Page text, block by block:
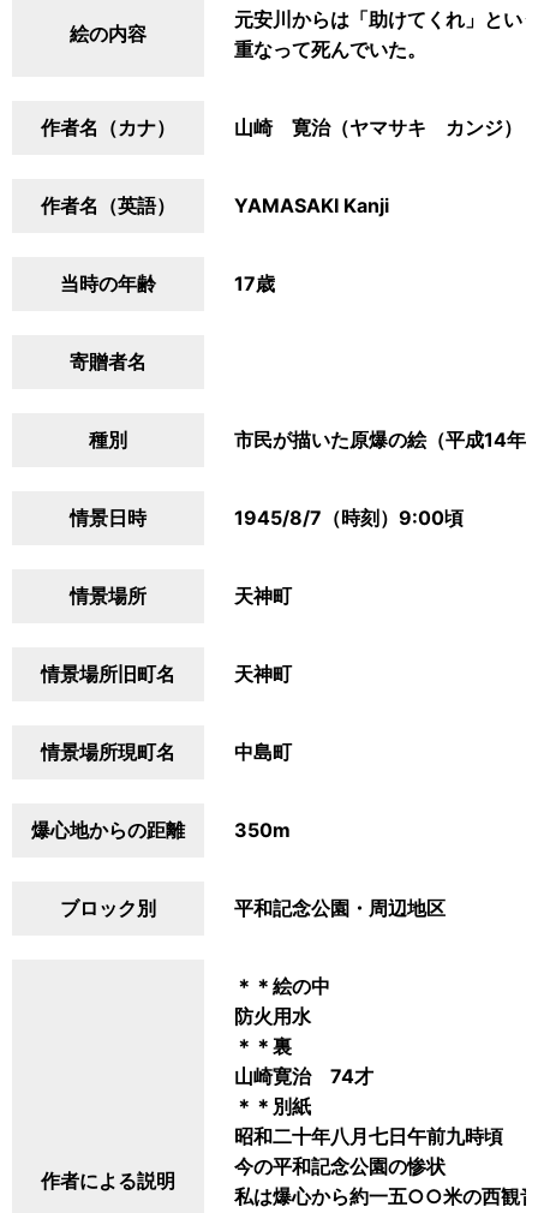
絵の内容
元安川からは「助けてくれ」とい
重なって死んでいた。
作者名（カナ） 山崎 寛治（ヤマサキ カンジ）
作者名（英語） YAMASAKI Kanji
当時の年齢 17歳
寄贈者名
種別 市民が描いた原爆の絵（平成14年
情景日時 1945/8/7（時刻）9:00頃
情景場所 天神町
情景場所旧町名 天神町
情景場所現町名 中島町
爆心地からの距離 350m
ブロック別 平和記念公園・周辺地区
作者による説明
＊＊絵の中
防火用水
＊＊裏
山崎寛治 74才
＊＊別紙
昭和二十年八月七日午前九時頃
今の平和記念公園の惨状
私は爆心から約一五○○米の西観